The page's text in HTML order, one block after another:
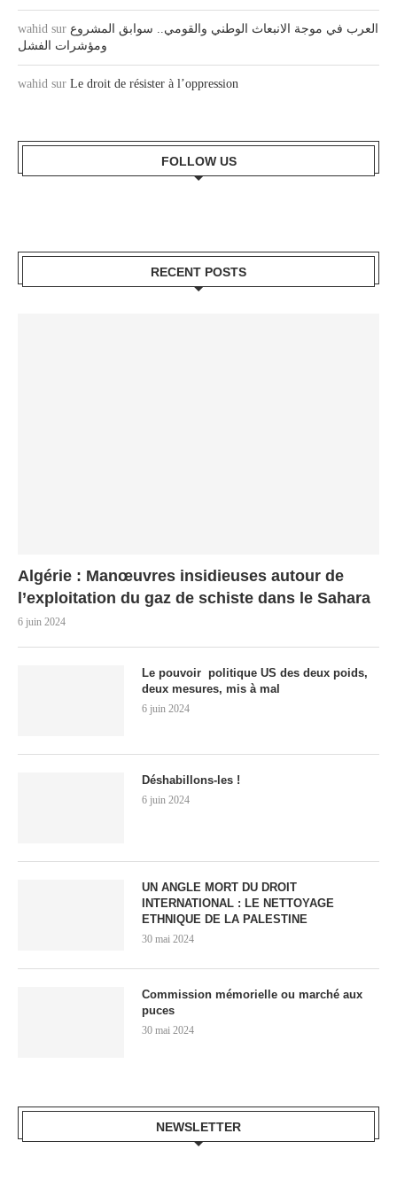
wahid sur العرب في موجة الانبعاث الوطني والقومي.. سوابق المشروع
ومؤشرات الفشل
wahid sur Le droit de résister à l’oppression
FOLLOW US
RECENT POSTS
Algérie : Manœuvres insidieuses autour de
l’exploitation du gaz de schiste dans le Sahara
6 juin 2024
Le pouvoir politique US des deux poids,
deux mesures, mis à mal
6 juin 2024
Déshabillons-les !
6 juin 2024
UN ANGLE MORT DU DROIT
INTERNATIONAL : LE NETTOYAGE
ETHNIQUE DE LA PALESTINE
30 mai 2024
Commission mémorielle ou marché aux
puces
30 mai 2024
NEWSLETTER